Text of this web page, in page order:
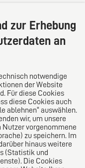
Europa für die
zur Erhebung
an
notwendige
der Website
Für diese Cookies
diese Cookies auch
ablehnen“ auswählen.
wir, um unsere
Nutzer vorgenommene
zu speichern. Im
hinaus weitere
(Statistik und
Die Cookies